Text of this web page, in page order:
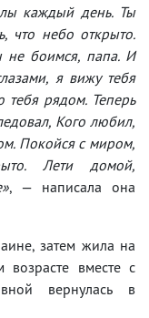
каждый день. Ты
что небо открыто.
не боимся, папа. И
я вижу тебя
тебя рядом. Теперь
Кого любил,
Покойся с миром,
Лети домой,
, — написала она
затем жила на
вместе с
вернулась в